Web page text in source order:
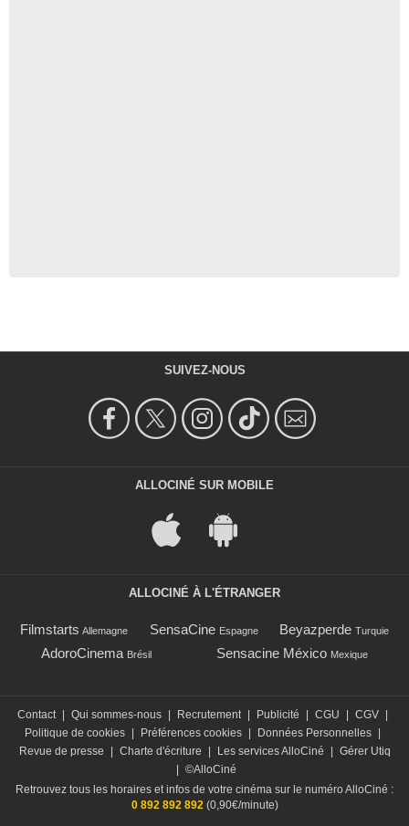
SUIVEZ-NOUS
ALLOCINÉ SUR MOBILE
ALLOCINÉ À L'ÉTRANGER
Filmstarts Allemagne SensaCine Espagne Beyazperde Turquie
AdoroCinema Brésil Sensacine México Mexique
Contact Qui sommes-nous Recrutement Publicité CGU CGV
Politique de cookies
Préférences cookies Données Personnelles
Revue de presse
Charte d'écriture Les services AlloCiné
Gérer Utiq
©AlloCiné
Retrouvez tous les horaires et infos de votre cinéma sur le numéro AlloCiné :
0 892 892 892(0,90€/minute)